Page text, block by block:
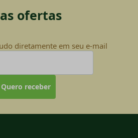
ofertas
diretamente em seu e-mail
Quero receber